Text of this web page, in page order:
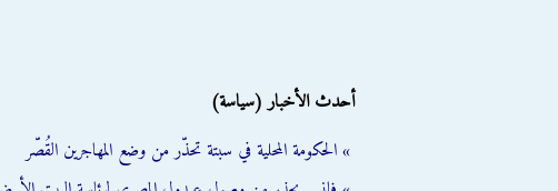
أحدث الأخبار (سياسة)
» الحكومة المحلية في سبتة تحذّر من وضع المهاجرين القُصّر